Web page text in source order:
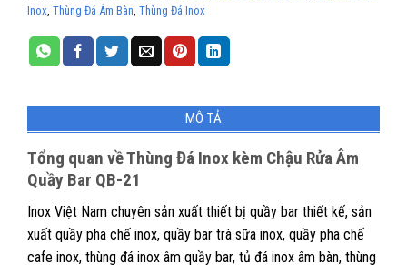
Inox Thùng Đá Âm Bàn Thùng Đá Inox
MÔ TẢ
Tổng quan về Thùng Đá Inox kèm Chậu Rửa Âm
Quầy Bar QB-21
Inox Việt Nam chuyên sản xuất thiết bị quầy bar thiết kế, sản
xuất quầy pha chế inox, quầy bar trà sữa inox, quầy pha chế
cafe inox, thùng đá inox âm quầy bar, tủ đá inox âm bàn, thùng